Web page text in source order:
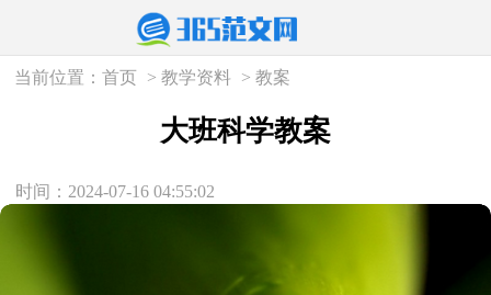
当前位置：首页 >教学资料 >教案
大班科学教案
时间：2024-07-16 04:55:02